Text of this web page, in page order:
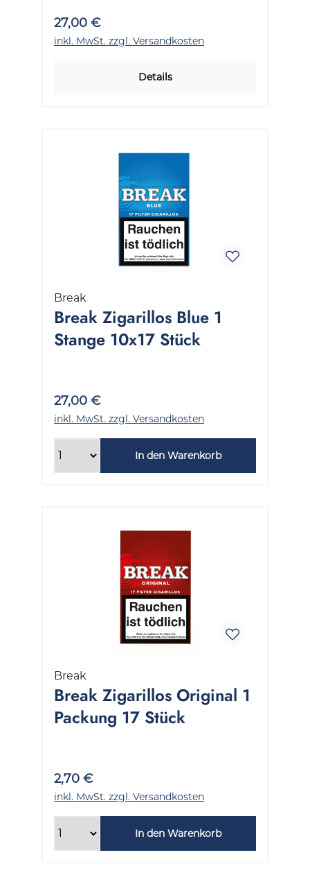
27,00 €
inkl. MwSt. zzgl. Versandkosten
Details
Break
Break Zigarillos Blue 1
Stange 10x17 Stück
27,00 €
inkl. MwSt. zzgl. Versandkosten
In den Warenkorb
Break
Break Zigarillos Original 1
Packung 17 Stück
2,70 €
inkl. MwSt. zzgl. Versandkosten
In den Warenkorb